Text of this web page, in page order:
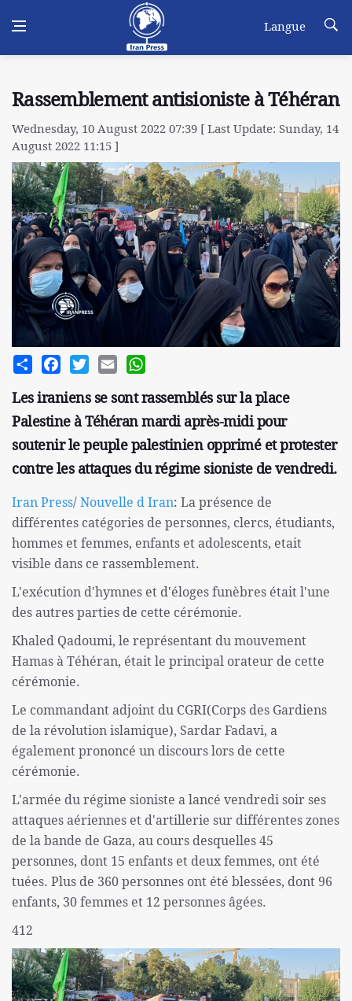
Langue
Rassemblement antisioniste à Téhéran
Wednesday, 10 August 2022 07:39 [ Last Update: Sunday, 14
August 2022 11:15 ]
Share FacebookTwitterEmail
Les iraniens se sont rassemblés sur la place
Palestine à Téhéran mardi après-midi pour
soutenir le peuple palestinien opprimé et protester
contre les attaques du régime sioniste de vendredi.
Iran Press/Nouvelle d Iran: La présence de
différentes catégories de personnes, clercs, étudiants,
hommes et femmes, enfants et adolescents, etait
visible dans ce rassemblement.
L'exécution d'hymnes et d'éloges funèbres était l'une
des autres parties de cette cérémonie.
Khaled Qadoumi, le représentant du mouvement
Hamas à Téhéran, était le principal orateur de cette
cérémonie.
Le commandant adjoint du CGRI(Corps des Gardiens
de la révolution islamique), Sardar Fadavi, a
également prononcé un discours lors de cette
cérémonie.
L'armée du régime sioniste a lancé vendredi soir ses
attaques aériennes et d'artillerie sur différentes zones
de la bande de Gaza, au cours desquelles 45
personnes, dont 15 enfants et deux femmes, ont été
tuées. Plus de 360 ​​personnes ont été blessées, dont 96
enfants, 30 femmes et 12 personnes âgées.
412